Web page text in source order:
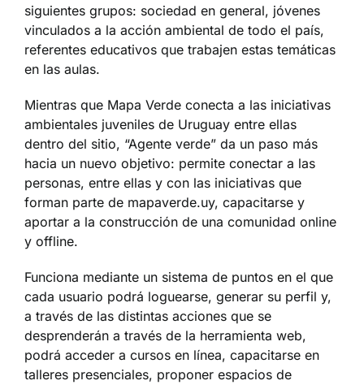
siguientes grupos: sociedad en general, jóvenes
vinculados a la acción ambiental de todo el país,
referentes educativos que trabajen estas temáticas
en las aulas.
Mientras que Mapa Verde conecta a las iniciativas
ambientales juveniles de Uruguay entre ellas
dentro del sitio, “Agente verde” da un paso más
hacia un nuevo objetivo: permite conectar a las
personas, entre ellas y con las iniciativas que
forman parte de mapaverde.uy, capacitarse y
aportar a la construcción de una comunidad online
y offline.
Funciona mediante un sistema de puntos en el que
cada usuario podrá loguearse, generar su perfil y,
a través de las distintas acciones que se
desprenderán a través de la herramienta web,
podrá acceder a cursos en línea, capacitarse en
talleres presenciales, proponer espacios de